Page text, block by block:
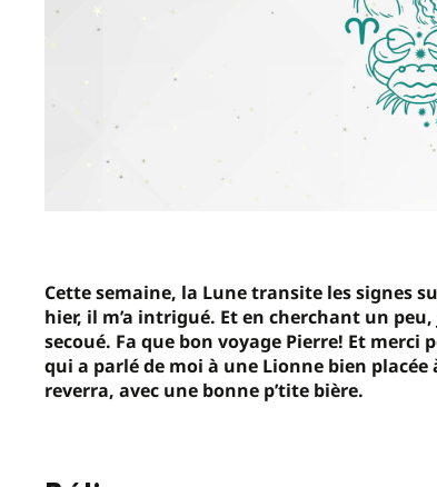
Cette semaine, la Lune transite les signes
hier, il m’a intrigué. Et en cherchant un
secoué. Fa que bon voyage Pierre! Et merci
qui a parlé de moi à une Lionne bien
reverra, avec une bonne p’tite bière.